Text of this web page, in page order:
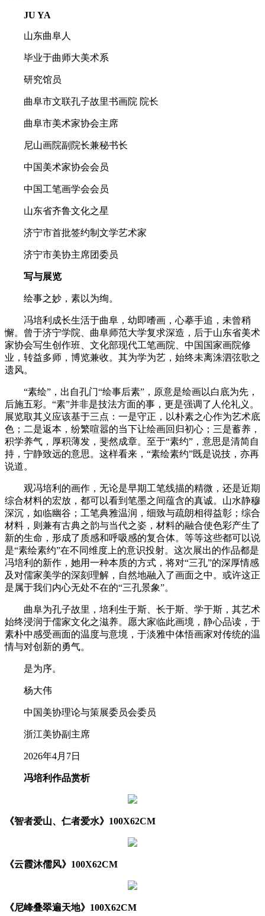
JU YA
山东曲阜人
毕业于曲师大美术系
研究馆员
曲阜市文联孔子故里书画院 院长
曲阜市美术家协会主席
尼山画院副院长兼秘书长
中国美术家协会会员
中国工笔画学会会员
山东省齐鲁文化之星
济宁市首批签约制文学艺术家
济宁市美协主席团委员
写与展览
绘事之妙，素以为绚。
冯培利成长生活于曲阜，幼即嗜画，心摹手追，未曾稍
懈。曾于济宁学院、曲阜师范大学复求深造，后于山东省美术
家协会写生创作班、文化部现代工笔画院、中国国家画院修
业，转益多师，博览兼收。其为学为艺，始终未离洙泗弦歌之
遗风。
“素绘”，出自孔门“绘事后素”，原意是绘画以白底为先，
后施五彩。“素”并非是技法方面的事，更是强调了人伦礼义。
展览取其义应该基于三点：一是守正，以朴素之心作为艺术底
色；二是返本，纷繁喧嚣的当下让绘画回归初心；三是蓄养，
积学养气，厚积薄发，斐然成章。至于“素约”，意思是清简自
持，宁静致远的意思。这样看来，“素绘素约”既是说技，亦再
说道。
观冯培利的画作，无论是早期工笔线描的精微，还是近期
综合材料的宏放，都可以看到笔墨之间蕴含的真诚。山水静穆
深沉，如临幽谷；工笔典雅温润，细致与疏朗相得益彰；综合
材料，则兼有古典之韵与当代之姿，材料的融合使色彩产生了
新的生命，形成了质感和呼吸感的复合体。等等这些都可以说
是“素绘素约”在不同维度上的意识投射。这次展出的作品都是
冯培利的新作，她用一种本质的方式，将对“三孔”的深厚情感
及对儒家美学的深刻理解，自然地融入了画面之中。或许这正
是属于我们内心无处不在的“三孔景象”。
曲阜为孔子故里，培利生于斯、长于斯、学于斯，其艺术
始终浸润于儒家文化之滋养。愿大家临此画境，静心品读，于
素朴中感受画面的温度与意境，于淡雅中体悟画家对传统的温
情与对创新的勇气。
是为序。
杨大伟
中国美协理论与策展委员会委员
浙江美协副主席
2026年4月7日
冯培利作品赏析
《智者爱山、仁者爱水》100X62CM
《云霞沐儒风》100X62CM
《尼峰叠翠遍天地》100X62CM